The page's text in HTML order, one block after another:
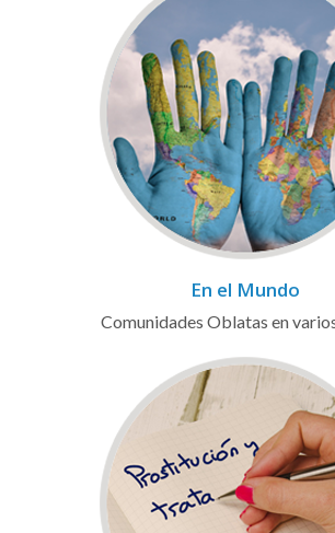
En el Mundo
Comunidades Oblatas en